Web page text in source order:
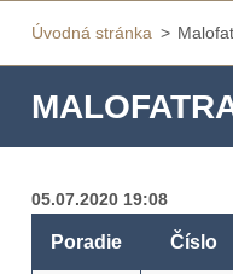
Úvodná stránka >
05.07.2020 19:08
Poradie Číslo